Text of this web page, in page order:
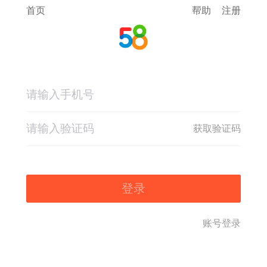
首页 帮助 注册
获取验证码
登录
账号登录